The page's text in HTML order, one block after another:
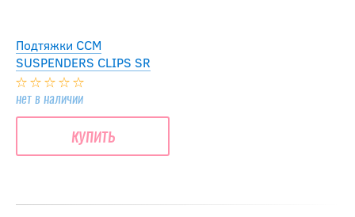
Подтяжки CCM
SUSPENDERS CLIPS SR
нет в наличии
купить